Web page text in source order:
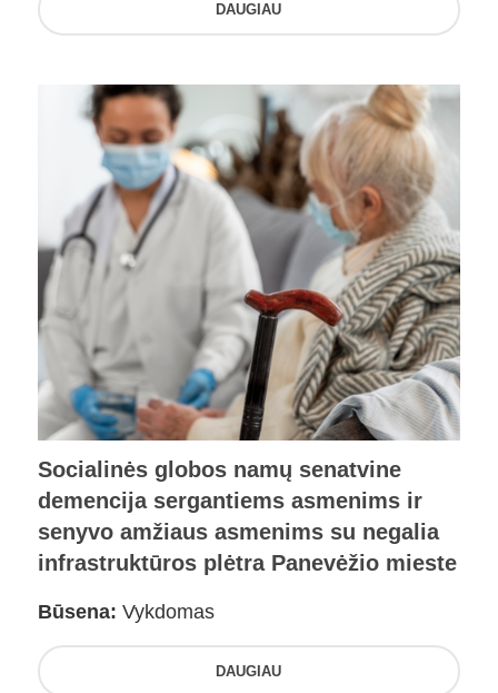
DAUGIAU
Socialinės globos namų senatvine
demencija sergantiems asmenims ir
senyvo amžiaus asmenims su negalia
infrastruktūros plėtra Panevėžio mieste
Būsena: Vykdomas
DAUGIAU